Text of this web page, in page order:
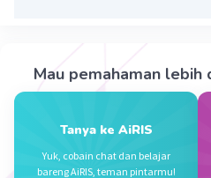
31 Januari 2024 12:45
HP mix memiliki
tanaman agar
baik pada hidroponik
Mau pemahaman lebih
Tanya ke AiRIS
Yuk, cobain chat dan belajar
bareng AiRIS, teman pintarmu!